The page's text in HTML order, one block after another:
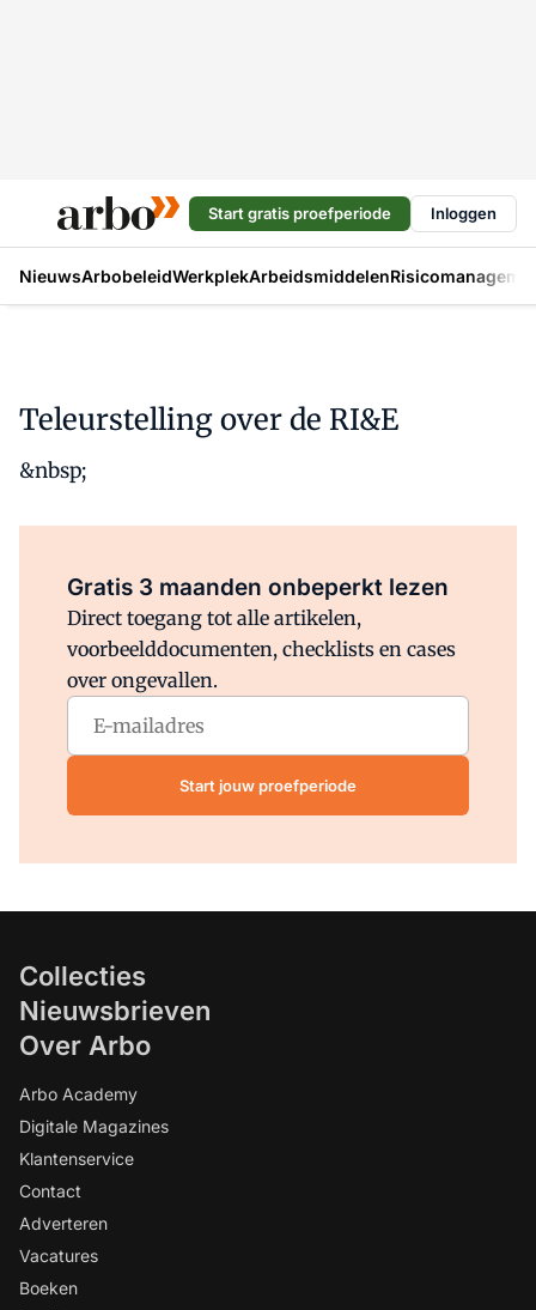
Start gratis proefperiode Inloggen
NieuwsArbobeleidWerkplekArbeidsmiddelen
Teleurstelling over de RI&E
&nbsp;
Gratis 3 maanden onbeperkt lezen
Direct toegang tot alle artikelen,
voorbeelddocumenten, checklists en cases
over ongevallen.
Start jouw proefperiode
Collecties
Nieuwsbrieven
Over Arbo
Arbo Academy
Digitale Magazines
Klantenservice
Contact
Adverteren
Vacatures
Boeken